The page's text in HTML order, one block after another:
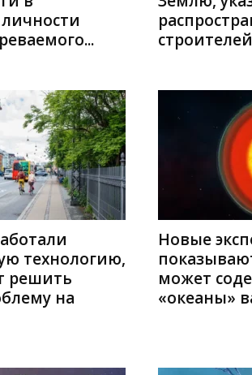
технологию,
решить
на
Новые
может
«океаны»